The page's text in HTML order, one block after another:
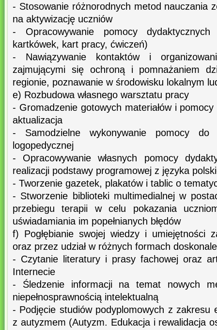
- Stosowanie różnorodnych metod nauczania
na aktywizację uczniów
- Opracowywanie pomocy dydaktycznych
kartkówek, kart pracy, ćwiczeń)
- Nawiązywanie kontaktów i
zajmującymi się ochroną i pomnażaniem
regionie, poznawanie w środowisku lokalnym
e) Rozbudowa własnego warsztatu pracy
- Gromadzenie gotowych materiałów i
aktualizacja
- Samodzielne wykonywanie pomocy do
logopedycznej
- Opracowywanie własnych pomocy
realizacji podstawy programowej z języka
- Tworzenie gazetek, plakatów i tablic o
- Stworzenie biblioteki multimedialnej w
przebiegu terapii w celu pokazania
uświadamiania im popełnianych błędów
f) Pogłębianie swojej wiedzy i umiejętności
oraz przez udział w różnych formach
- Czytanie literatury i prasy fachowej oraz
Internecie
- Śledzenie informacji na temat nowych
niepełnosprawnością intelektualną
- Podjęcie studiów podyplomowych z zakresu
z autyzmem (Autyzm. Edukacja i rewalidacja